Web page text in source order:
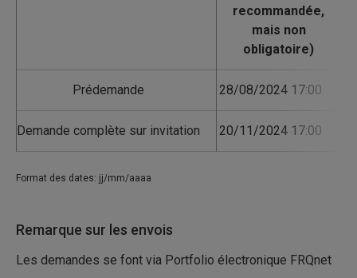
Prédemande 28/08/2024 17:00
Demande complète sur invitation 20/11/2024 17:00
Format des dates: jj/mm/aaaa
Remarque sur les envois
Les demandes se font via Portfolio électronique FRQnet